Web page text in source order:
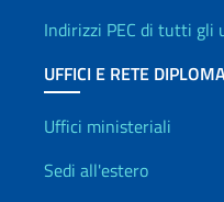
Indirizzi PEC di tutti gli
UFFICI E RETE
Uffici e
Uffici ministeriali
Sedi all'estero